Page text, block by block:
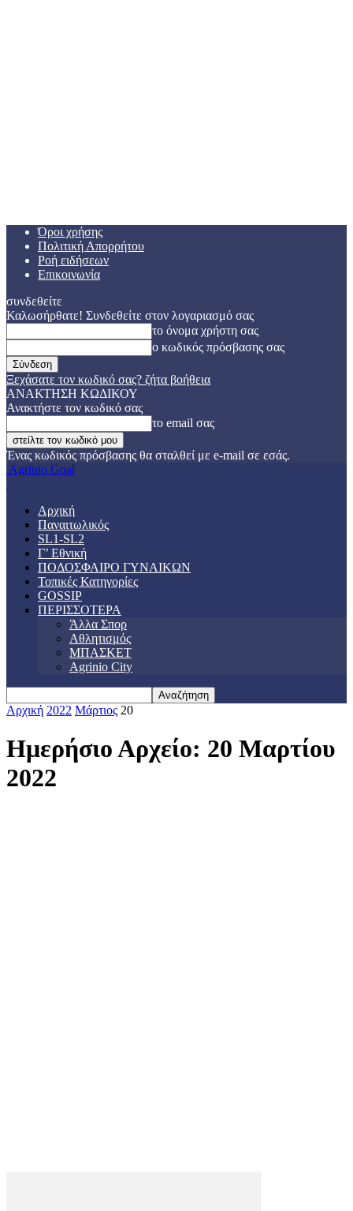
Όροι χρήσης
Πολιτική Απορρήτου
Ροή ειδήσεων
Επικοινωνία
συνδεθείτε
Καλωσήρθατε! Συνδεθείτε στον λογαριασμό σας
το όνομα χρήστη σας
ο κωδικός πρόσβασης σας
Ξεχάσατε τον κωδικό σας? ζήτα βοήθεια
ΑΝΑΚΤΗΣΗ ΚΩΔΙΚΟΥ
Ανακτήστε τον κωδικό σας
το email σας
Ένας κωδικός πρόσβασης θα σταλθεί με e-mail σε εσάς.
Agrinio Goal
Αρχική
Παναιτωλικός
SL1-SL2
Γ’ Εθνική
ΠΟΔΟΣΦΑΙΡΟ ΓΥΝΑΙΚΩΝ
Τοπικές Κατηγορίες
GOSSIP
ΠΕΡΙΣΣΟΤΕΡΑ
Άλλα Σπορ
Αθλητισμός
ΜΠΑΣΚΕΤ
Agrinio City
Αρχική 2022 Μάρτιος 20
Ημερήσιο Αρχείο: 20 Μαρτίου
2022